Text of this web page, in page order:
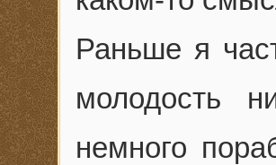
Раньше я
молодость
немного